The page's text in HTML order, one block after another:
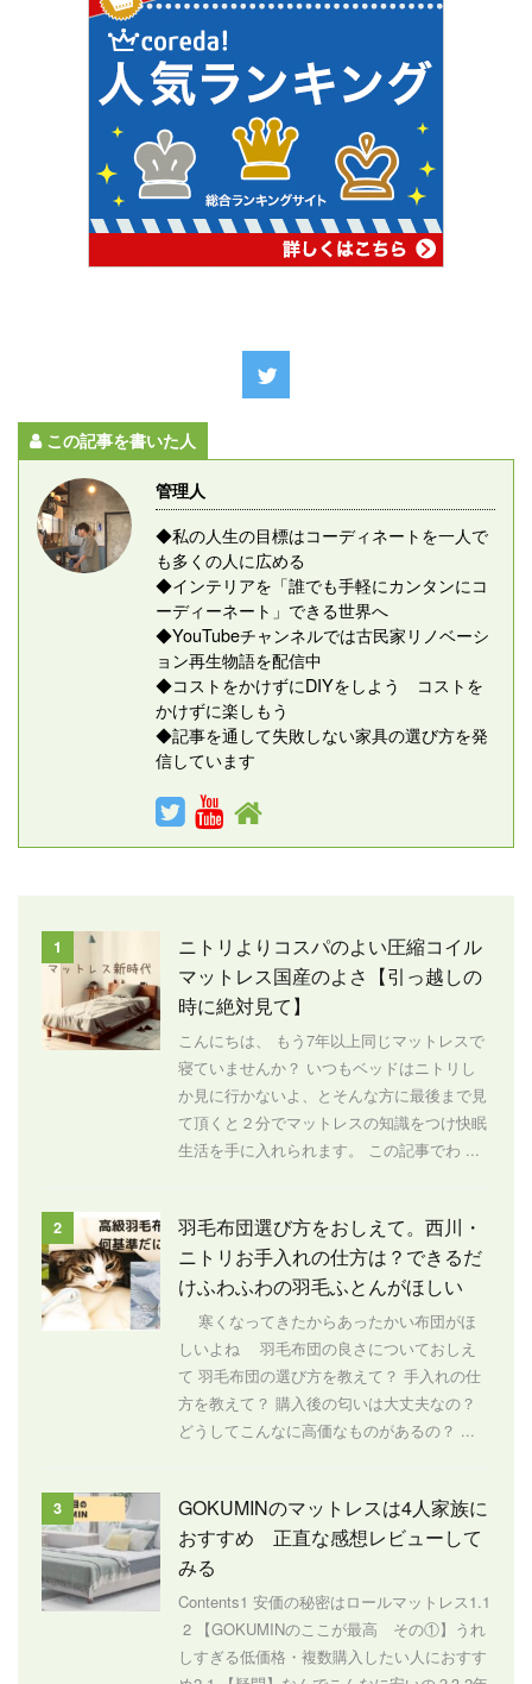
この記事を書いた人
管理人
◆私の人生の目標はコーディネートを一人で
も多くの人に広める
◆インテリアを「誰でも手軽にカンタンにコ
ーディーネート」できる世界へ
◆YouTubeチャンネルでは古民家リノベーシ
ョン再生物語を配信中
◆コストをかけずにDIYをしよう コストを
かけずに楽しもう
◆記事を通して失敗しない家具の選び方を発
信しています
1
ニトリよりコスパのよい圧縮コイル
マットレス国産のよさ【引っ越しの
時に絶対見て】
こんにちは、 もう7年以上同じマットレスで
寝ていませんか？ いつもベッドはニトリし
か見に行かないよ、とそんな方に最後まで見
て頂くと２分でマットレスの知識をつけ快眠
生活を手に入れられます。 この記事でわ ...
2
羽毛布団選び方をおしえて。西川・
ニトリお手入れの仕方は？できるだ
けふわふわの羽毛ふとんがほしい
寒くなってきたからあったかい布団がほ
しいよね 羽毛布団の良さについておしえ
て 羽毛布団の選び方を教えて？ 手入れの仕
方を教えて？ 購入後の匂いは大丈夫なの？
どうしてこんなに高価なものがあるの？ ...
3
GOKUMINのマットレスは4人家族に
おすすめ 正直な感想レビューして
みる
Contents1 安価の秘密はロールマットレス1.1
2 【GOKUMINのここが最高 その①】うれ
しすぎる低価格・複数購入したい人におすす